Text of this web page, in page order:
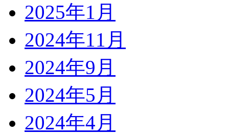
2025年1月
2024年11月
2024年9月
2024年5月
2024年4月